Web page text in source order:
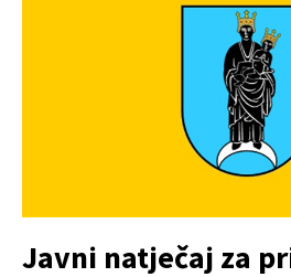
Javni natječaj za prijem u službu